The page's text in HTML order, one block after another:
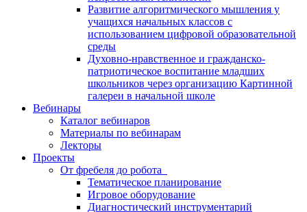
Развитие алгоритмического мышления у
учащихся начальных классов с
использованием цифровой образовательной
среды
Духовно-нравственное и гражданско-
патриотическое воспитание младших
школьников через организацию Картинной
галереи в начальной школе
Вебинары
Каталог вебинаров
Материалы по вебинарам
Лекторы
Проекты
От фребеля до робота
Тематическое планирование
Игровое оборудование
Диагностический инструментарий